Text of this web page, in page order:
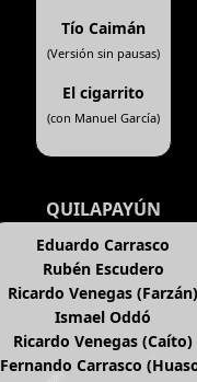
Tío Caimán
(Versión sin pausas)
El cigarrito
(con Manuel García)
QUILAPAYÚN
Eduardo Carrasco
Rubén Escudero
Ricardo Venegas (Farzán)
Ismael Oddó
Ricardo Venegas (Caíto)
Fernando Carrasco